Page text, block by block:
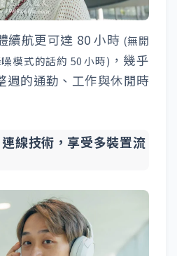
續航更可達 80 小時 (無開
模式的話約 50 小時) ，幾乎
週的通勤、工作與休閒時
線技術，享受多裝置流